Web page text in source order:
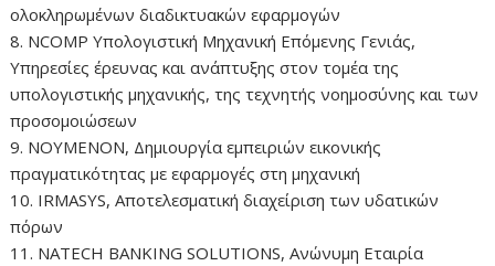
ολοκληρωμένων διαδικτυακών εφαρμογών
8. NCOMP Υπολογιστική Μηχανική Επόμενης Γενιάς,
Υπηρεσίες έρευνας και ανάπτυξης στον τομέα της
υπολογιστικής μηχανικής, της τεχνητής νοημοσύνης και των
προσομοιώσεων
9. ΝΟΥΜΕΝΟΝ, Δημιουργία εμπειριών εικονικής
πραγματικότητας με εφαρμογές στη μηχανική
10. IRMASYS, Αποτελεσματική διαχείριση των υδατικών
πόρων
11. NATECH BANKING SOLUTIONS, Ανώνυμη Εταιρία